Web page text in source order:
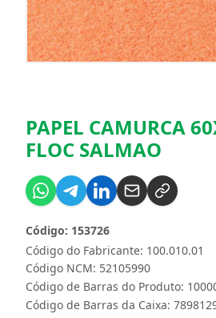
PAPEL CAMURCA
FLOC SALMAO
Código do Fabricante: 100.010.01
Código: 153726
Código NCM: 52105990
Código de Barras do Produto:
Código de Barras da Caixa: